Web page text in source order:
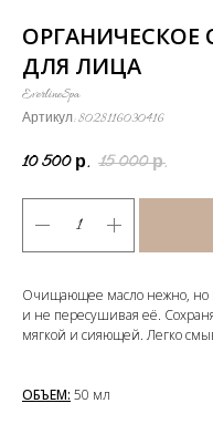
ДЛЯ ЛИЦА
EverlineSpa
Артикул:8028116030416
10 500 р. 15 000 р.
Очищающее масло нежно, но
и не пересушивая её.
мягкой и сияющей. Легко
ОБЪЕМ: 50 мл